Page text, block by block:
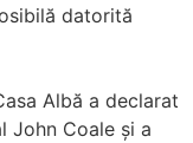
datorită
Albă a declarat
John Coale și a